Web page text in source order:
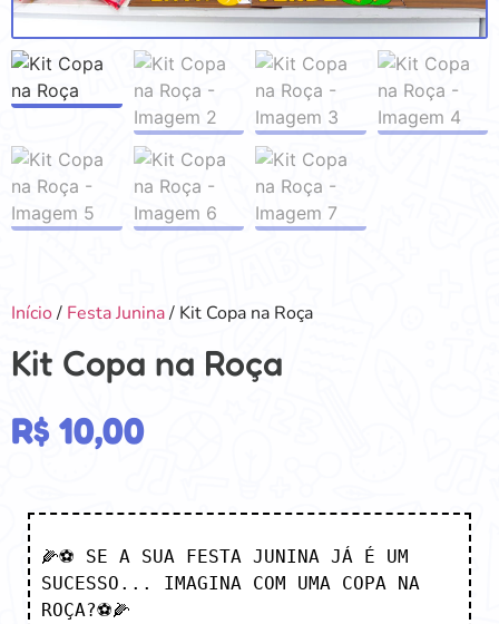
Início/ Festa Junina/ Kit Copa na Roça
Kit Copa na Roça
R$ 10,00
🌽⚽ SE A SUA FESTA JUNINA JÁ É UM
SUCESSO... IMAGINA COM UMA COPA NA
ROÇA?⚽🌽